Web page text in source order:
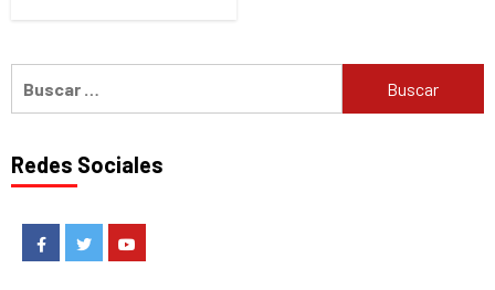
Redes Sociales
FacebookTwitter